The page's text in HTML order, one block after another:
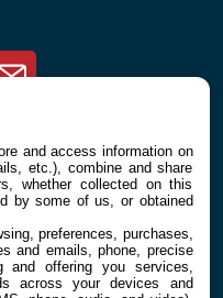
Newsletter
and access information on
etc.), combine and share
whether collected on this
by some of us, or obtained
preferences, purchases,
and emails, phone, precise
and offering you services,
across your devices and